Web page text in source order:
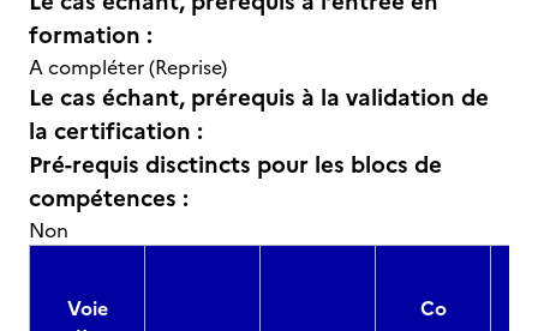
formation :
A compléter (Reprise)
Le cas échant, prérequis à la validation de
la certification :
Pré-requis disctincts pour les blocs de
compétences :
Non
Voie
Co